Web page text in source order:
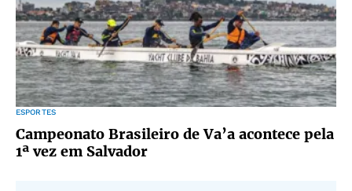
ESPORTES
Campeonato Brasileiro de Va’a acontece pela
1ª vez em Salvador